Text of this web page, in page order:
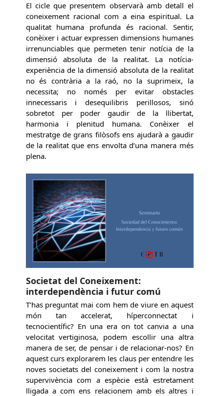
El cicle que presentem observarà amb detall el
coneixement racional com a eina espiritual. La
qualitat humana profunda és racional. Sentir,
conèixer i actuar expressen dimensions humanes
irrenunciables que permeten tenir notícia de la
dimensió absoluta de la realitat. La notícia-
experiència de la dimensió absoluta de la realitat
no és contrària a la raó, no la suprimeix, la
necessita; no només per evitar obstacles
innecessaris i desequilibris perillosos, sinó
sobretot per poder gaudir de la llibertat,
harmonia i plenitud humana. Conèixer el
mestratge de grans filòsofs ens ajudarà a gaudir
de la realitat que ens envolta d’una manera més
plena.
Societat del Coneixement:
interdependència i futur comú
T’has preguntat mai com hem de viure en aquest
món tan accelerat, híperconnectat i
tecnocientífic? En una era on tot canvia a una
velocitat vertiginosa, podem escollir una altra
manera de ser, de pensar i de relacionar-nos? En
aquest curs explorarem les claus per entendre les
noves societats del coneixement i com la nostra
supervivència com a espècie està estretament
lligada a com ens relacionem amb els altres i